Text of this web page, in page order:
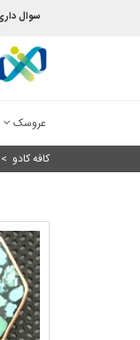
سوال داری؟
عروسک
کافه کادو >